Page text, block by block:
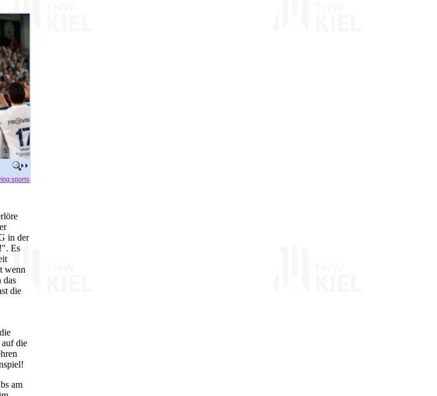
sports
in der
Es
wenn
das
die
die
am